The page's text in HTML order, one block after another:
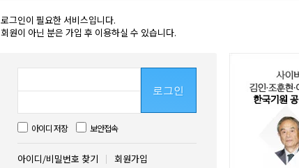
로그인이 필요한 서비스입니다.
회원이 아닌 분은 가입 후 이용하실 수 있습니다.
로그인
아이디 저장 보안접속
아이디/비밀번호 찾기 회원가입